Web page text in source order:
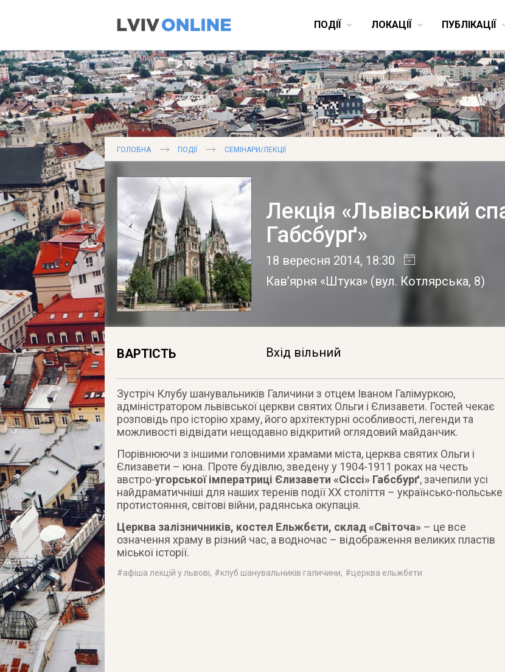
ПОДІЇ ЛОКАЦІЇ ПУБЛІКАЦІЇ
ГОЛОВНА ПОДІЇ СЕМІНАРИ/ЛЕКЦІЇ
Лекція «Львівський
Габсбурґ»
18 вересня 2014, 18:30
Кав’ярня «Штука» (вул. Котлярська, 8)
ВАРТІСТЬ Вхід вільний
Зустріч Клубу шанувальників Галичини з отцем Іваном Галімуркою,
адміністратором львівської церкви святих Ольги і Єлизавети. Гостей чекає
розповідь про історію храму, його архітектурні особливості, легенди та
можливості відвідати нещодавно відкритий оглядовий майданчик.
Порівнюючи з іншими головними храмами міста, церква святих Ольги і
Єлизавети – юна. Проте будівлю, зведену у 1904-1911 роках на честь
австро-угорської імператриці Єлизавети «Сіссі» Габсбурґ, зачепили усі
найдраматичніші для наших теренів події ХХ століття – українсько-польське
протистояння, світові війни, радянська окупація.
Церква залізничників, костел Ельжбєти, склад «Світоча»– це все
означення храму в різний час, а водночас – відображення великих пластів
міської історії.
#афіша лекцій у львові, #клуб шанувальників галичини, #церква ельжбети